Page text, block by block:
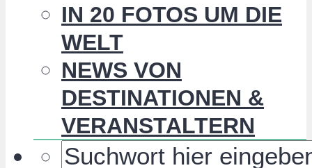
IN 20 FOTOS UM DIE
WELT
NEWS VON
DESTINATIONEN &
VERANSTALTERN